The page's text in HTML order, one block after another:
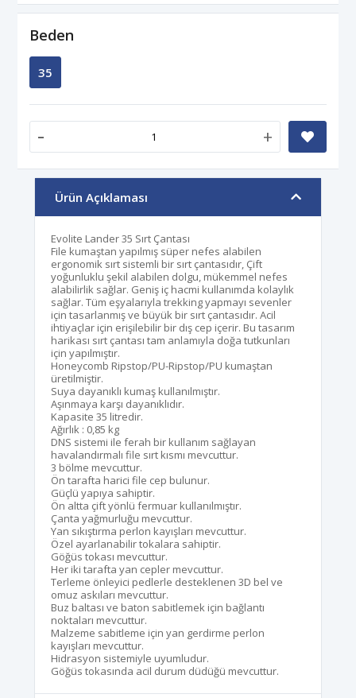
Beden
35
- +
Ürün Açıklaması
Evolite Lander 35 Sırt Çantası
File kumaştan yapılmış süper nefes alabilen
ergonomik sırt sistemli bir sırt çantasıdır, Çift
yoğunluklu şekil alabilen dolgu, mükemmel nefes
alabilirlik sağlar. Geniş iç hacmi kullanımda kolaylık
sağlar. Tüm eşyalarıyla trekking yapmayı sevenler
için tasarlanmış ve büyük bir sırt çantasıdır. Acil
ihtiyaçlar için erişilebilir bir dış cep içerir. Bu tasarım
harikası sırt çantası tam anlamıyla doğa tutkunları
için yapılmıştır.
Honeycomb Ripstop/PU-Ripstop/PU kumaştan
üretilmiştir.
Suya dayanıklı kumaş kullanılmıştır.
Aşınmaya karşı dayanıklıdır.
Kapasite 35 litredir.
Ağırlık : 0,85 kg
DNS sistemi ile ferah bir kullanım sağlayan
havalandırmalı file sırt kısmı mevcuttur.
3 bölme mevcuttur.
Ön tarafta harici file cep bulunur.
Güçlü yapıya sahiptir.
Ön altta çift yönlü fermuar kullanılmıştır.
Çanta yağmurluğu mevcuttur.
Yan sıkıştırma perlon kayışları mevcuttur.
Özel ayarlanabilir tokalara sahiptir.
Göğüs tokası mevcuttur.
Her iki tarafta yan cepler mevcuttur.
Terleme önleyici pedlerle desteklenen 3D bel ve
omuz askıları mevcuttur.
Buz baltası ve baton sabitlemek için bağlantı
noktaları mevcuttur.
Malzeme sabitleme için yan gerdirme perlon
kayışları mevcuttur.
Hidrasyon sistemiyle uyumludur.
Göğüs tokasında acil durum düdüğü mevcuttur.